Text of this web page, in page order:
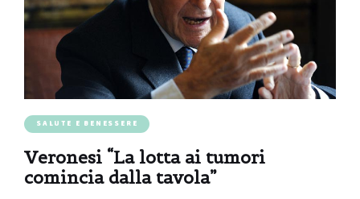
SALUTE E BENESSERE
Veronesi “La lotta ai tumori
comincia dalla tavola”